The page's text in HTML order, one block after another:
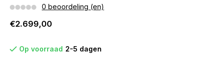
0 beoordeling (en)
€2.699,00
Op voorraad 2-5 dagen